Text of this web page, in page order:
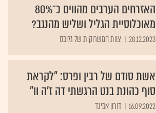
האזרחים הערבים מהווים כ־80%
מאוכלוסיית הגליל ושליש מהנגב?
28.12.2023 צוות המשרוקית של גלובס
אשת סודם של רבין ופרס: "לקראת
סוף כהונת בנט הרגשתי דה ז'ה וו"
16.09.2022 דורון אביגד